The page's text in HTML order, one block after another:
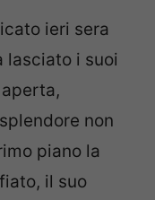
ieri sera
lasciato i suoi
non
piano la
il suo